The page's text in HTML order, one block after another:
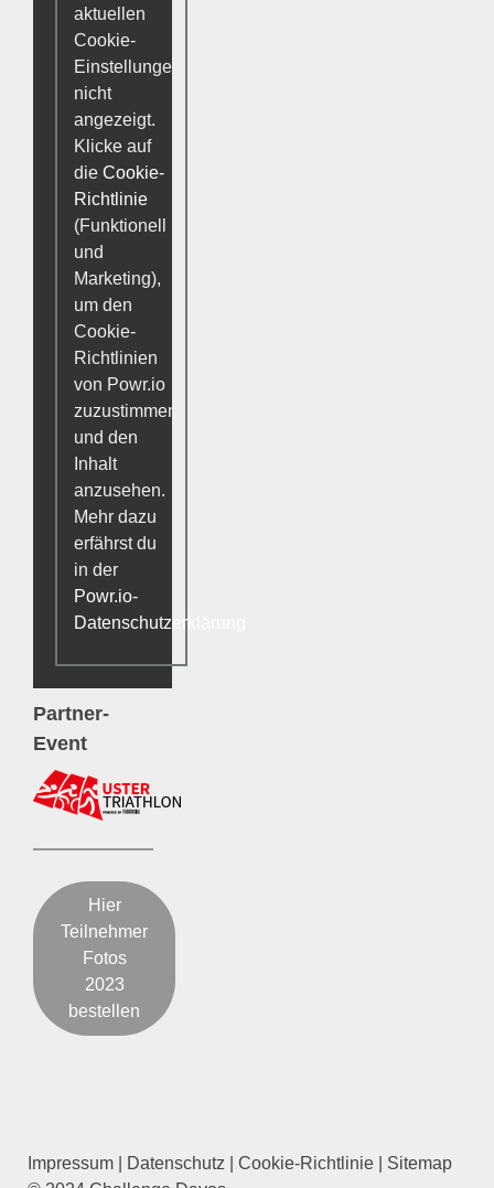
aktuellen
Cookie-
Einstellungen
nicht
angezeigt.
Klicke auf
die Cookie-
Richtlinie
(Funktionell
und
Marketing),
um den
Cookie-
Richtlinien
von Powr.io
zuzustimmen
und den
Inhalt
anzusehen.
Mehr dazu
erfährst du
in der
Powr.io-
Datenschutzerklärung
Partner-
Event
Hier
Teilnehmer
Fotos
2023
bestellen
Impressum Datenschutz Cookie-Richtlinie
Sitemap